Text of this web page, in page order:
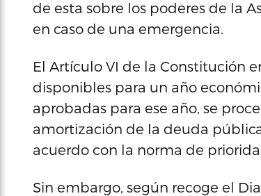
de esta sobre los poderes de la
en caso de una emergencia.
El Artículo VI de la Constitución
disponibles para un año
aprobadas para ese año, se
amortización de la deuda
acuerdo con la norma de
Sin embargo, según recoge el